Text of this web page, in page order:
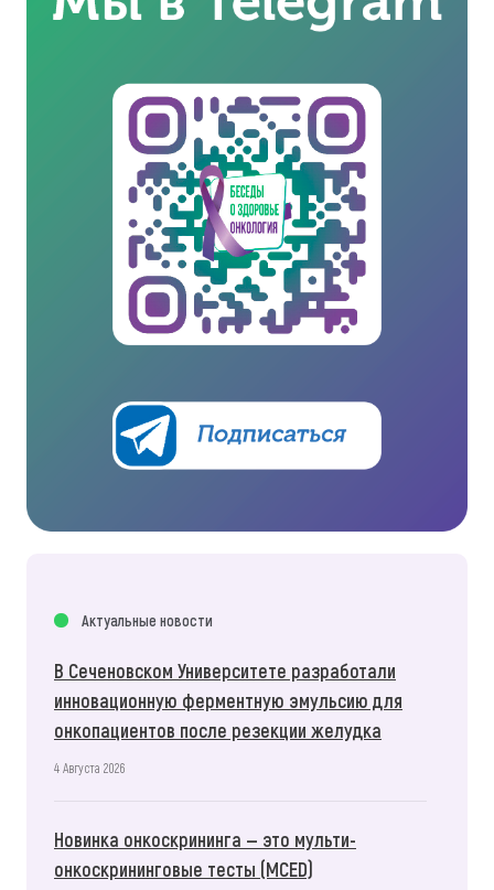
Актуальные новости
В Сеченовском Университете разработали
инновационную ферментную эмульсию для
онкопациентов после резекции желудка
4 Августа 2026
Новинка онкоскрининга — это мульти-
онкоскрининговые тесты (MCED)